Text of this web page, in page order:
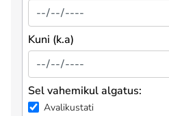
Kuni (k.a)
Sel vahemikul algatus:
Avalikustati